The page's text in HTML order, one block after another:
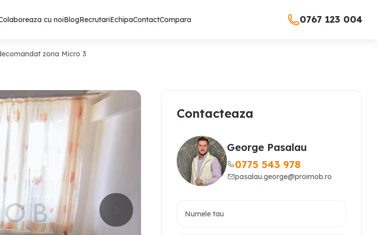
cu noiBlogRecrutariEchipaContactCompara 0767 123 004
zona Micro 3
Contacteaza
George Pasalau
0775 543 978
pasalau.george@proimob.ro